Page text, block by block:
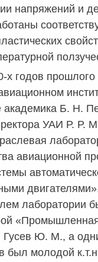
напряжений и
х годов прошлого
академика Б. Н.
УАИ Р. Р.
авиационной
лаборатории
Гусев Ю. М., а
был молодой